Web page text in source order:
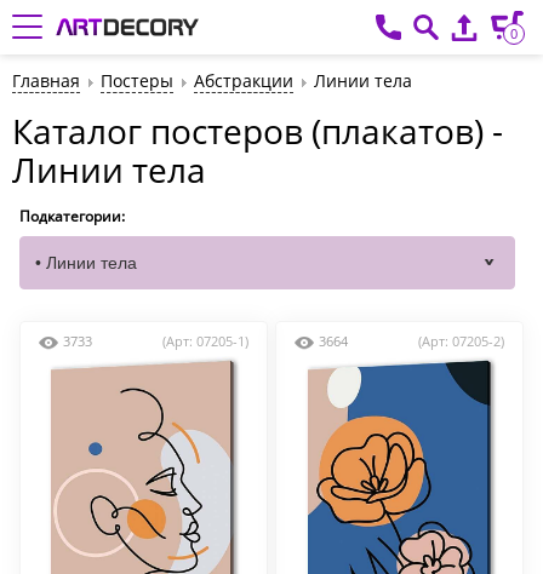
0
Главная Постеры Абстракции Линии тела
Каталог постеров (плакатов) -
Линии тела
Подкатегории:
3733 (Арт: 07205-1) 3664 (Арт: 07205-2)